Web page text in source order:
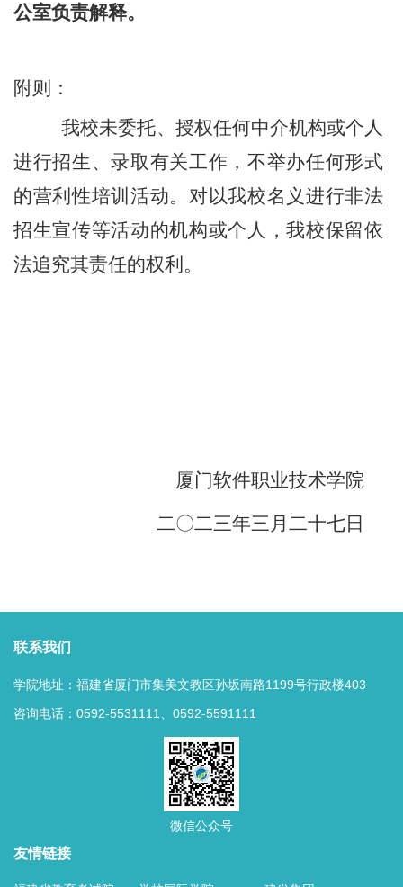
公室负责解释。
附则：
我校未委托、授权任何中介机构或个人
进行招生、录取有关工作，不举办任何形式
的营利性培训活动。对以我校名义进行非法
招生宣传等活动的机构或个人，我校保留依
法追究其责任的权利。
厦门软件职业技术学院
二〇二三年三月二十七日
联系我们
学院地址：福建省厦门市集美文教区孙坂南路1199号行政楼403
咨询电话：0592-5531111、0592-5591111
微信公众号
友情链接